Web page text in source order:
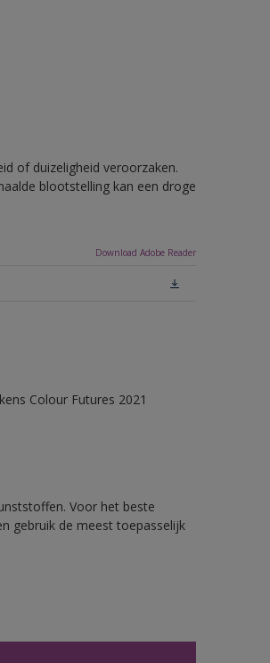
of duizeligheid veroorzaken.
blootstelling kan een droge
Download Adobe Reader
Colour Futures 2021
Voor het beste
gebruik de meest toepasselijk